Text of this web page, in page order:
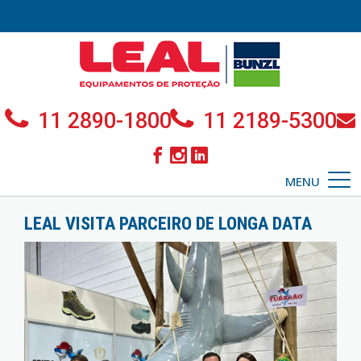
11 2890-1800 11 2189-5300
MENU
LEAL VISITA PARCEIRO DE LONGA DATA